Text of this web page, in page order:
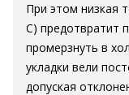
При этом низкая
С) предотвратит
промерзнуть в
укладки вели
допуская